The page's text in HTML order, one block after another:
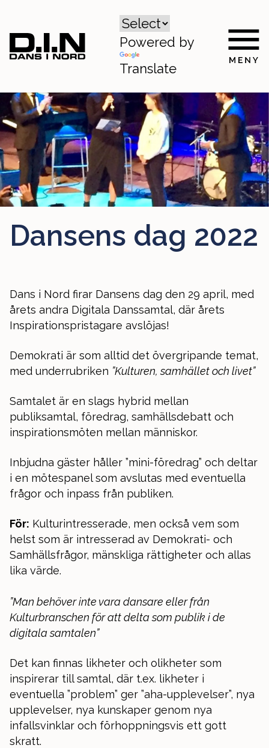
Powered by
Translate
Dansens dag 2022
Dans i Nord firar Dansens dag den 29 april, med
årets andra Digitala Danssamtal, där årets
Inspirationspristagare avslöjas!
Demokrati är som alltid det övergripande temat,
med underrubriken ”Kulturen, samhället och livet”
Samtalet är en slags hybrid mellan
publiksamtal, föredrag, samhällsdebatt och
inspirationsmöten mellan människor.
Inbjudna gäster håller ”mini-föredrag” och deltar
i en mötespanel som avslutas med eventuella
frågor och inpass från publiken.
För: Kulturintresserade, men också vem som
helst som är intresserad av Demokrati- och
Samhällsfrågor, mänskliga rättigheter och allas
lika värde.
”Man behöver inte vara dansare eller från
Kulturbranschen för att delta som publik i de
digitala samtalen”
Det kan finnas likheter och olikheter som
inspirerar till samtal, där t.ex. likheter i
eventuella ”problem” ger ”aha-upplevelser”, nya
upplevelser, nya kunskaper genom nya
infallsvinklar och förhoppningsvis ett gott
skratt.